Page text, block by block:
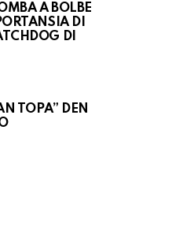
A BOLBE
DI
DI
TOPA” DEN